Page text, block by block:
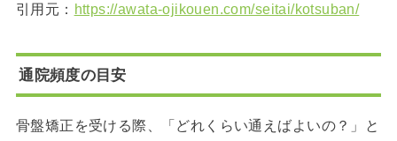
引用元： https://awata-ojikouen.com/seitai/kotsuban/
通院頻度の目安
骨盤矯正を受ける際、「どれくらい通えばよいの？」と